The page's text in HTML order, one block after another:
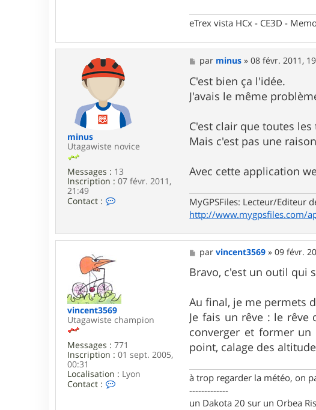
c
t
r
L
a
s
e
n
eTrex vista HCx - CE3D -
minus
Utagawiste novice
Messages : 13
Inscription : 07 févr. 2011,
21:49
Contact :
a
i
n
u
s
M
e
s
s
a
par minus »08 févr. 2011,
C'est bien ça l'idée.
J'avais le même
C'est clair que toutes
Mais c'est pas une
Avec cette application
MyGPSFiles: Lecteur/Editeur
http://www.mygpsfiles.com/
vincent3569
Utagawiste champion
Messages : 771
Inscription : 01 sept. 2005,
00:31
Localisation : Lyon
Contact :
M
e
s
s
g
e
parvincent3569 »09 févr.
Bravo, c'est un outil qui
Au final, je me permets
Je fais un rêve : le rêve
converger et former
point, calage des
à trop regarder la météo, on
-------------
un Dakota 20 sur un Orbea